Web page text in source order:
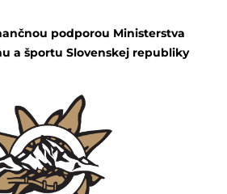
podporou Ministerstva
a športu Slovenskej republiky